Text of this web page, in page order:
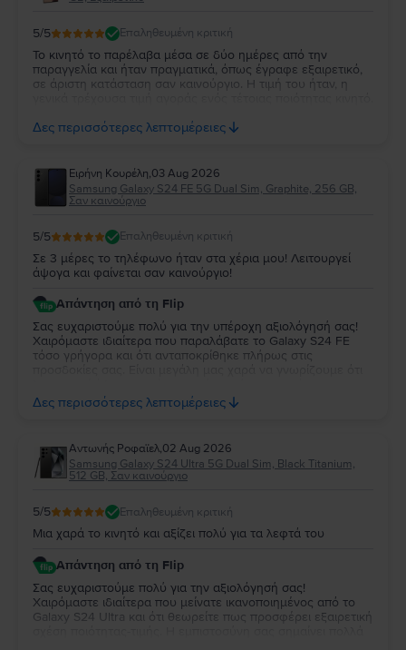
5/5 Επαληθευμένη κριτική
Το κινητό το παρέλαβα μέσα σε δύο ημέρες από την
παραγγελία και ήταν πραγματικά, όπως έγραφε εξαιρετικό,
σε άριστη κατάσταση σαν καινούργιο. Η τιμή του ήταν, η
ξαναγοράζω καινούργιο ποτέ πια.
Δες περισσότερες λεπτομέρειες
Ειρήνη Κουρέλη,03 Aug 2026
Samsung Galaxy S24 FE 5G Dual Sim, Graphite, 256 GB,
Σαν καινούργιο
5/5 Επαληθευμένη κριτική
Σε 3 μέρες το τηλέφωνο ήταν στα χέρια μου! Λειτουργεί
άψογα και φαίνεται σαν καινούργιο!
Απάντηση από τη Flip
Σας ευχαριστούμε πολύ για την υπέροχη αξιολόγησή σας!
Χαιρόμαστε ιδιαίτερα που παραλάβατε το Galaxy S24 FE
τόσο γρήγορα και ότι ανταποκρίθηκε πλήρως στις
απόλυτα ικανοποιημένη. Σας ευχαριστούμε για την
εμπιστοσύνη σας και σας ευχόμαστε να χαρείτε τη νέα σας
Δες περισσότερες λεπτομέρειες
Aντωνής Ροφαϊελ,02 Aug 2026
Samsung Galaxy S24 Ultra 5G Dual Sim, Black Titanium,
512 GB, Σαν καινούργιο
5/5 Επαληθευμένη κριτική
Μια χαρά το κινητό και αξίζει πολύ για τα λεφτά του
Απάντηση από τη Flip
Σας ευχαριστούμε πολύ για την αξιολόγησή σας!
Χαιρόμαστε ιδιαίτερα που μείνατε ικανοποιημένος από το
Galaxy S24 Ultra και ότι θεωρείτε πως προσφέρει εξαιρετική